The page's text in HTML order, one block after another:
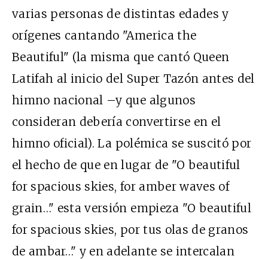
varias personas de distintas edades y
orígenes cantando "America the
Beautiful" (la misma que cantó Queen
Latifah al inicio del Super Tazón antes del
himno nacional –y que algunos
consideran debería convertirse en el
himno oficial).La polémica se suscitó por
el hecho de que en lugar de "O beautiful
for spacious skies, for amber waves of
grain…" esta versión empieza "O beautiful
for spacious skies, por tus olas de granos
de ambar…" y en adelante se intercalan